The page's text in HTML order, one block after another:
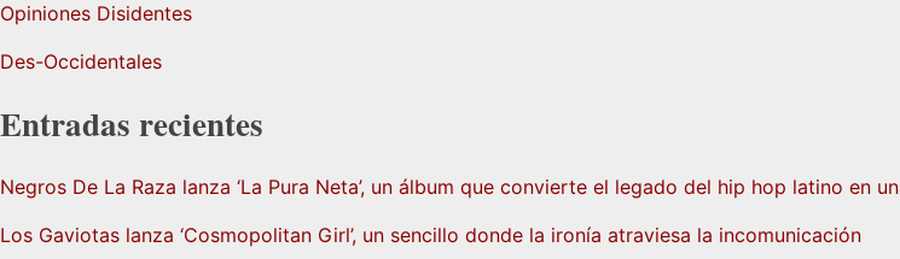
Opiniones Disidentes
Des-Occidentales
Entradas recientes
Negros De La Raza lanza ‘La Pura Neta’, un álbum que convierte el legado del hip hop latino en
Los Gaviotas lanza ‘Cosmopolitan Girl’, un sencillo donde la ironía atraviesa la incomunicación